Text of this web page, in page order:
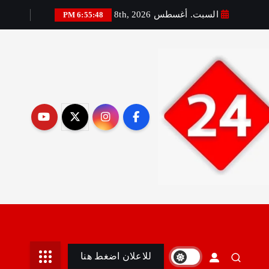
السبت. أغسطس 8th, 2026 6:55:49 PM
أمين
للاعلان اضغط هنا